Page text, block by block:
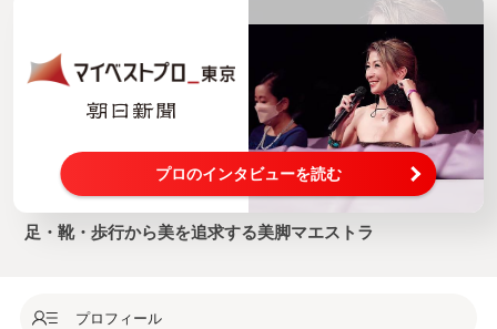
プロのインタビューを読む
足・靴・歩行から美を追求する美脚マエストラ
プロフィール